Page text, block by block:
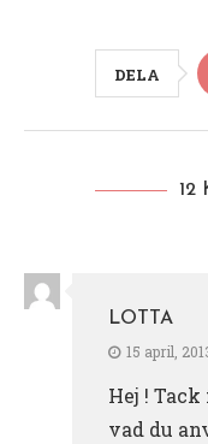
DELA
12
LOTTA
15 april,
Hej !
vad du